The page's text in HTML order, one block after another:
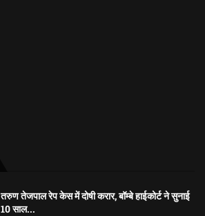
तरुण तेजपाल रेप केस में दोषी करार, बॉम्बे हाईकोर्ट ने सुनाई
10 साल...